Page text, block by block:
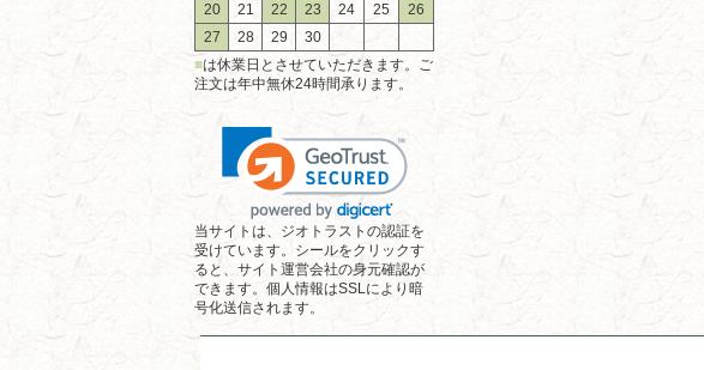
20
21 22 23 24 25
26
27
28 29
30
■は休業日とさせていただきます。ご
注文は年中無休24時間承ります。
当サイトは、ジオトラストの認証を
受けています。シールをクリックす
ると、サイト運営会社の身元確認が
できます。個人情報はSSLにより暗
号化送信されます。